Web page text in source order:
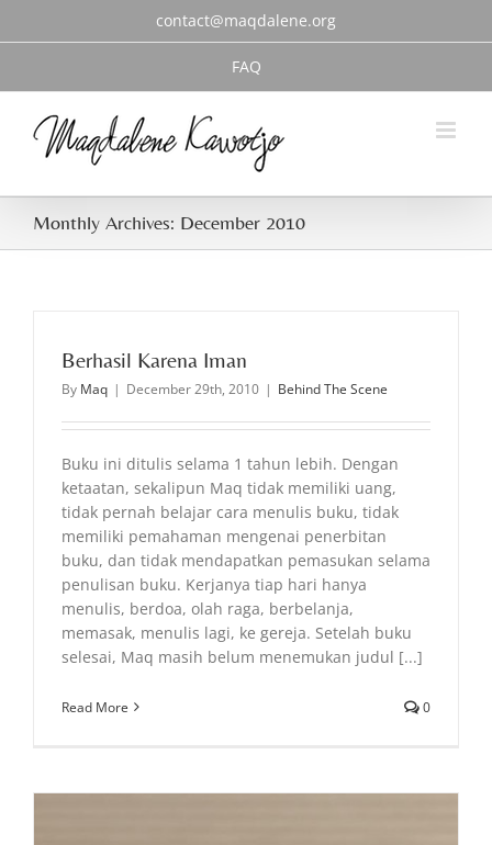
contact@maqdalene.org
FAQ
Monthly Archives: December 2010
Berhasil Karena Iman
By Maq | December 29th, 2010 | Behind The Scene
Buku ini ditulis selama 1 tahun lebih. Dengan
ketaatan, sekalipun Maq tidak memiliki uang,
tidak pernah belajar cara menulis buku, tidak
memiliki pemahaman mengenai penerbitan
buku, dan tidak mendapatkan pemasukan selama
penulisan buku. Kerjanya tiap hari hanya
menulis, berdoa, olah raga, berbelanja,
memasak, menulis lagi, ke gereja. Setelah buku
selesai, Maq masih belum menemukan judul [...]
Read More 0